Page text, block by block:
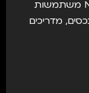
"פלטפורמות כמו Home-Li ו-Nadlan FL משתמשות
מדריכים